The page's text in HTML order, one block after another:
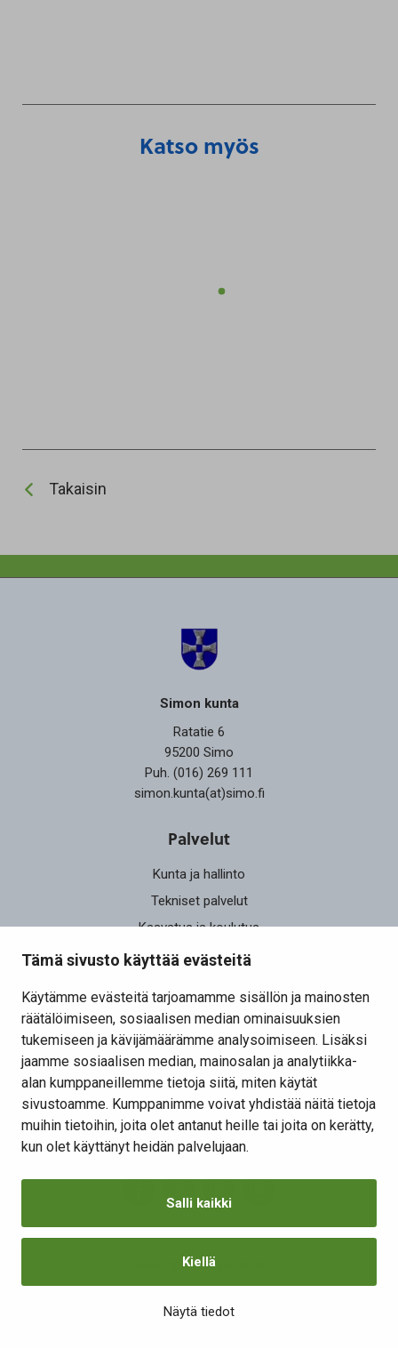
Tämä sivusto käyttää evästeitä
Käytämme evästeitä tarjoamamme sisällön ja mainosten
räätälöimiseen, sosiaalisen median ominaisuuksien
tukemiseen ja kävijämäärämme analysoimiseen. Lisäksi
jaamme sosiaalisen median, mainosalan ja analytiikka-
alan kumppaneillemme tietoja siitä, miten käytät
sivustoamme. Kumppanimme voivat yhdistää näitä tietoja
muihin tietoihin, joita olet antanut heille tai joita on kerätty,
kun olet käyttänyt heidän palvelujaan.
Salli kaikki
Kiellä
Näytä tiedot
Katso myös
Takaisin
Simon kunta
Ratatie 6
95200 Simo
Puh. (016) 269 111
simon.kunta(at)simo.fi
Palvelut
Kunta ja hallinto
Tekniset palvelut
Kasvatus ja koulutus
Elinvoima
Osallistu ja vaikuta
Kansalaisaloite
Lomakkeet
Tietosuojaseloste
Saavutettavuusseloste